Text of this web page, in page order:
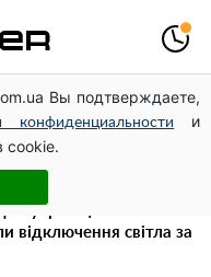
Вы подтверждаете,
конфиденциальности
и
cookie.
змусила відвисати
початком
не все: фронтмен
відключення світла за